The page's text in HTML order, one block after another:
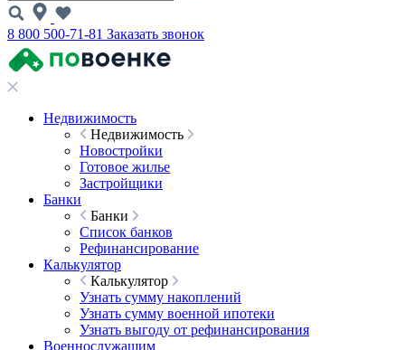
8 800 500-71-81 Заказать звонок
Недвижимость
Недвижимость
Новостройки
Готовое жилье
Застройщики
Банки
Банки
Список банков
Рефинансирование
Калькулятор
Калькулятор
Узнать сумму накоплений
Узнать сумму военной ипотеки
Узнать выгоду от рефинансирования
Военнослужащим